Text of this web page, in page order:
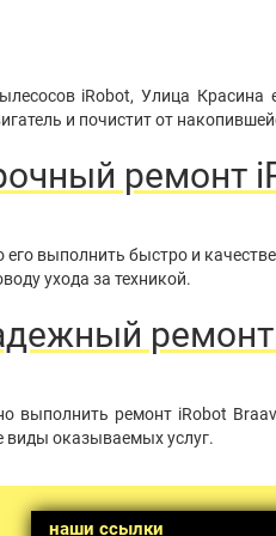
iRobot, Улица
и почистит от
ремонт
его выполнить быстро и
ухода за техникой.
ремонт
выполнить ремонт iRobot
виды оказываемых услуг.
наши ссылки